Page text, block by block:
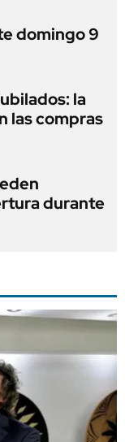
domingo 9
la
las compras
durante